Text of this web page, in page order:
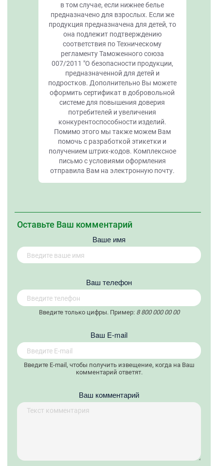
в том случае, если нижнее белье
предназначено для взрослых. Если же
продукция предназначена для детей, то
она подлежит подтверждению
соответствия по Техническому
регламенту Таможенного союза
007/2011 "О безопасности продукции,
предназначенной для детей и
подростков. Дополнительно Вы можете
оформить сертификат в добровольной
системе для повышения доверия
потребителей и увеличения
конкурентоспособности изделий.
Помимо этого мы также можем Вам
помочь с разработкой этикетки и
получением штрих-кодов. Комплексное
письмо с условиями оформления
отправила Вам на электронную почту.
Оставьте Ваш комментарий
Ваше имя
Вaш телефон
Введите только цифры. Пример: 8 800 000 00 00
Вaш E-mail
Введите E-mail, чтобы получить извещение, когда на Ваш
комментарий ответят.
Ваш комментарий